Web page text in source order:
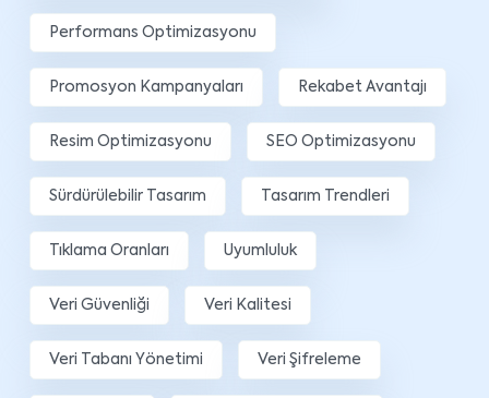
Performans Optimizasyonu
Promosyon Kampanyaları Rekabet Avantajı
Resim Optimizasyonu SEO Optimizasyonu
Sürdürülebilir Tasarım Tasarım Trendleri
Tıklama Oranları Uyumluluk
Veri Güvenliği Veri Kalitesi
Veri Tabanı Yönetimi Veri Şifreleme